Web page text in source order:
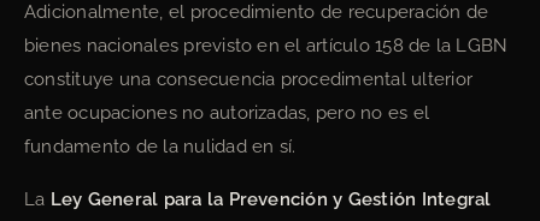
Adicionalmente, el procedimiento de recuperación de
bienes nacionales previsto en el artículo 158 de la LGBN
constituye una consecuencia procedimental ulterior
ante ocupaciones no autorizadas, pero no es el
fundamento de la nulidad en sí.
La Ley General para la Prevención y Gestión Integral